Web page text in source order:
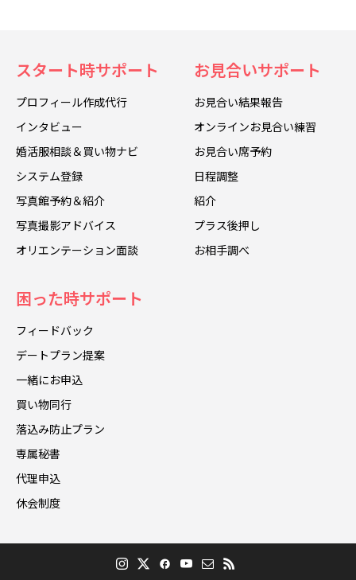
スタート時サポート
プロフィール作成代行
インタビュー
婚活服相談＆買い物ナビ
システム登録
写真館予約＆紹介
写真撮影アドバイス
オリエンテーション面談
お見合いサポート
お見合い結果報告
オンラインお見合い練習
お見合い席予約
日程調整
紹介
プラス後押し
お相手調べ
困った時サポート
フィードバック
デートプラン提案
一緒にお申込
買い物同行
落込み防止プラン
専属秘書
代理申込
休会制度